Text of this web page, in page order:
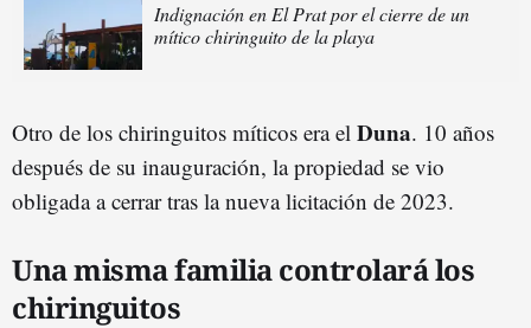
Indignación en El Prat por el cierre de un
mítico chiringuito de la playa
Otro de los chiringuitos míticos era el Duna. 10 años
después de su inauguración, la propiedad se vio
obligada a cerrar tras la nueva licitación de 2023.
Una misma familia controlará los
chiringuitos